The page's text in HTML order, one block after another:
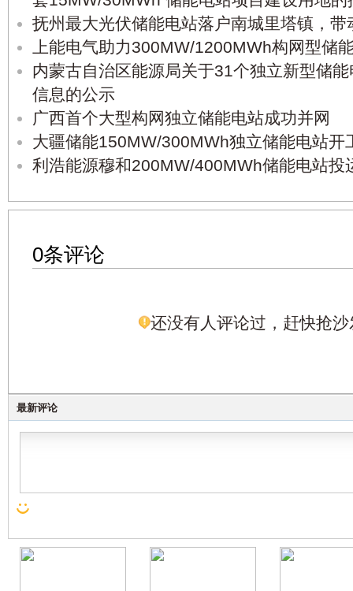
抚州最大光伏储能电站落户南城里塔镇，
上能电气助力300MW/1200MWh构网型储
内蒙古自治区能源局关于31个独立新型储
信息的公示
广西首个大型构网独立储能电站成功并网
大疆储能150MW/300MWh独立储能电站开
利浩能源穆和200MW/400MWh储能电站投
0条评论
还没有人评论过，赶快抢沙
最新评论